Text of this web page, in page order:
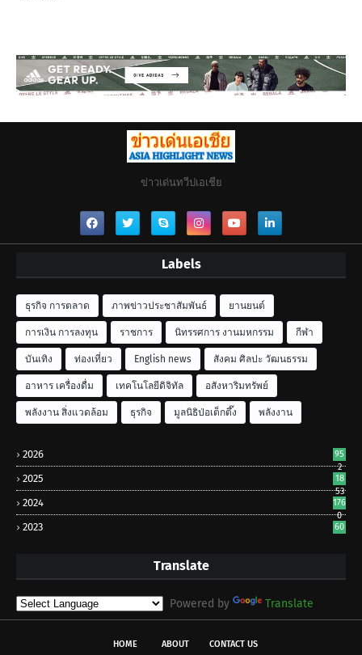
ข่าวเด่นทวีปเอเชีย
Labels
ธุรกิจ การตลาด ภาพข่าวประชาสัมพันธ์ ยานยนต์
การเงิน การลงทุน ราชการ นิทรรศการ งานมหกรรม กีฬา
บันเทิง ท่องเที่ยว English news สังคม ศิลปะ วัฒนธรรม
อาหาร เครื่องดื่ม เทคโนโลยีดิจิทัล อสังหาริมทรัพย์
พลังงาน สิ่งแวดล้อม ธุรกิจ มูลนิธิป่อเต็กตึ๊ง พลังงาน
2026
95
2
2025
18
53
2024
176
0
2023 60
Translate
Powered by Translate
HOME ABOUT CONTACT US